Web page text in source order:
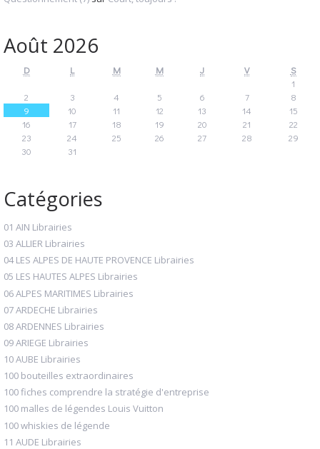
Août 2026
D L M M J V
S
1
2
3 4 5 6 7
8
9
10 11 12 13 14
15
16
17 18 19 20 21
22
23
24 25 26 27 28
29
30
31
Catégories
01 AIN Librairies
03 ALLIER Librairies
04 LES ALPES DE HAUTE PROVENCE Librairies
05 LES HAUTES ALPES Librairies
06 ALPES MARITIMES Librairies
07 ARDECHE Librairies
08 ARDENNES Librairies
09 ARIEGE Librairies
10 AUBE Librairies
100 bouteilles extraordinaires
100 fiches comprendre la stratégie d'entreprise
100 malles de légendes Louis Vuitton
100 whiskies de légende
11 AUDE Librairies